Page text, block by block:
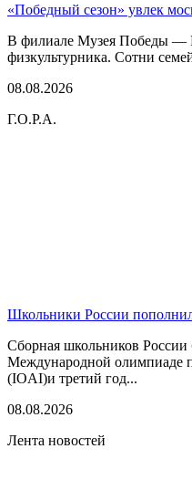
«Победный сезон» увлек
В филиале Музея Победы —
физкультурника. Сотни
08.08.2026
Г.О.Р.А.
Школьники России
Сборная школьников России
Международной олимпиаде
(IOAI)и третий год...
08.08.2026
Лента новостей